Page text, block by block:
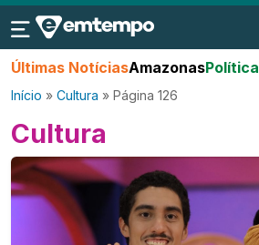
Últimas NotíciasAmazonasPolítica
Início » Cultura » Página 126
Cultura